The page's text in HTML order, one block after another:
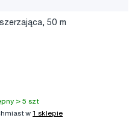
50 m
> 5 szt
w1 sklepie